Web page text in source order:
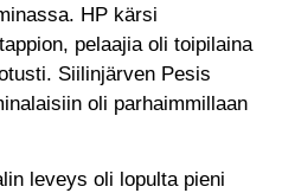
HP kärsi
pelaajia oli toipilaina
Siilinjärven Pesis
oli parhaimmillaan
leveys oli lopulta pieni